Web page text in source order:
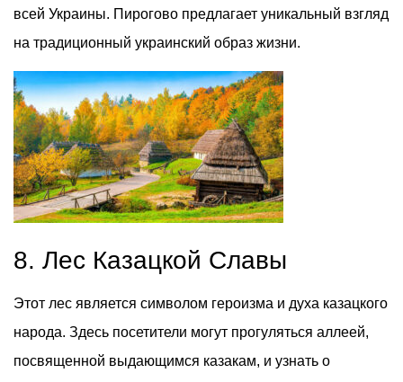
всей Украины. Пирогово предлагает уникальный взгляд
на традиционный украинский образ жизни.
8. Лес Казацкой Славы
Этот лес является символом героизма и духа казацкого
народа. Здесь посетители могут прогуляться аллеей,
посвященной выдающимся казакам, и узнать о